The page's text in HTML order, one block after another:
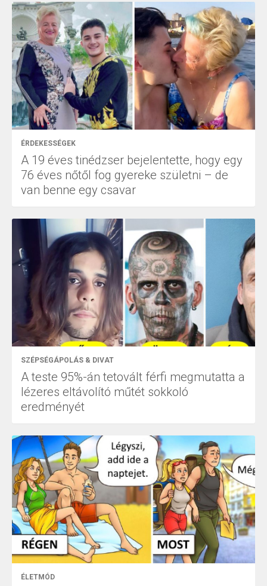
ÉRDEKESSÉGEK
A 19 éves tinédzser bejelentette, hogy egy
76 éves nőtől fog gyereke születni – de
van benne egy csavar
SZÉPSÉGÁPOLÁS & DIVAT
A teste 95%-án tetovált férfi megmutatta a
lézeres eltávolító műtét sokkoló
eredményét
ÉLETMÓD